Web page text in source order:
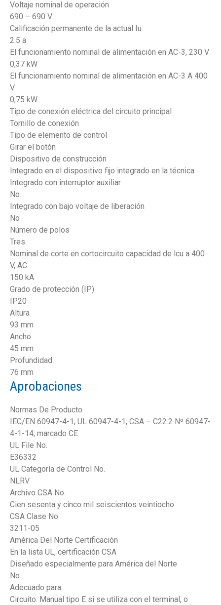
Voltaje nominal de operación
690 – 690 V
Calificación permanente de la actual Iu
2.5 a
El funcionamiento nominal de alimentación en AC-3, 230 V
0,37 kW
El funcionamiento nominal de alimentación en AC-3 A 400
V
0,75 kW
Tipo de conexión eléctrica del circuito principal
Tornillo de conexión
Tipo de elemento de control
Girar el botón
Dispositivo de construcción
Integrado en el dispositivo fijo integrado en la técnica
Integrado con interruptor auxiliar
No
Integrado con bajo voltaje de liberación
No
Número de polos
Tres
Nominal de corte en cortocircuito capacidad de lcu a 400
V, AC
150 kA
Grado de protección (IP)
IP20
Altura
93 mm
Ancho
45 mm
Profundidad
76 mm
Aprobaciones
Normas De Producto
IEC/EN 60947-4-1; UL 60947-4-1; CSA – C22.2 Nº 60947-
4-1-14; marcado CE
UL File No.
E36332
UL Categoría de Control No.
NLRV
Archivo CSA No.
Cien sesenta y cinco mil seiscientos veintiocho
CSA Clase No.
3211-05
América Del Norte Certificación
En la lista UL, certificación CSA
Diseñado especialmente para América del Norte
No
Adecuado para
Circuito: Manual tipo E si se utiliza con el terminal, o